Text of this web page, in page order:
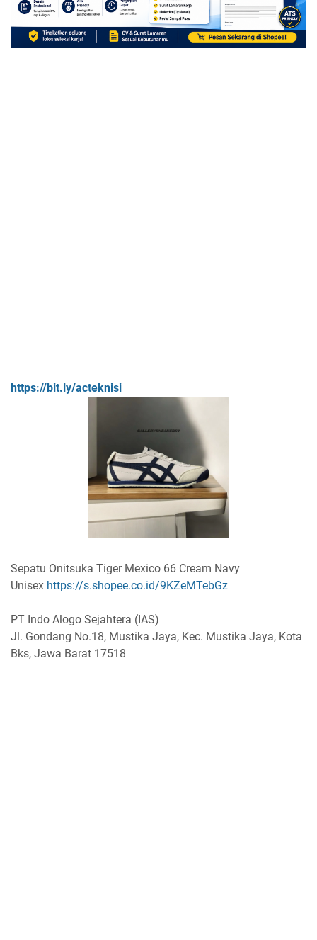
https://bit.ly/acteknisi
Sepatu Onitsuka Tiger Mexico 66 Cream Navy
Unisex https://s.shopee.co.id/9KZeMTebGz
PT Indo Alogo Sejahtera (IAS)
Jl. Gondang No.18, Mustika Jaya, Kec. Mustika Jaya, Kota
Bks, Jawa Barat 17518